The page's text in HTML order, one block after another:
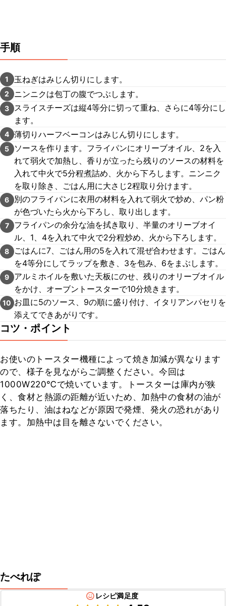
手順
1 玉ねぎはみじん切りにします。
2 ニンニクは包丁の腹でつぶします。
3
スライスチーズは縦4等分に切って重ね、さらに4等分にし
ます。
4 薄切りハーフベーコンはみじん切りにします。
5
ソースを作ります。フライパンにオリーブオイル、2を入
れて弱火で加熱し、香りが立ったら残りのソースの材料を
入れて中火で5分程煮詰め、火から下ろします。ニンニク
を取り除き、ごはん用に大さじ2程取り分けます。
6
別のフライパンに衣用の材料を入れて弱火で炒め、パン粉
が色づいたら火から下ろし、取り出します。
7
フライパンの余分な油を拭き取り、半量のオリーブオイ
ル、1、4を入れて中火で2分程炒め、火から下ろします。
8
ごはんに7、ごはん用の5を入れて混ぜ合わせます。ごはん
を4等分にしてラップを敷き、3を包み、6をまぶします。
9
アルミホイルを敷いた天板にのせ、残りのオリーブオイル
をかけ、オーブントースターで10分焼きます。
10 お皿に5のソース、9の順に盛り付け、イタリアンパセリを
添えてできあがりです。
コツ・ポイント
お使いのトースター機種によって焼き加減が異なります
ので、様子を見ながらご調整ください。今回は
1000W220℃で焼いています。トースターは庫内が狭
く、食材と熱源の距離が近いため、加熱中の食材の油が
落ちたり、油はねなどが原因で発煙、発火の恐れがあり
ます。加熱中は目を離さないでください。
たべれぽ
レシピ満足度